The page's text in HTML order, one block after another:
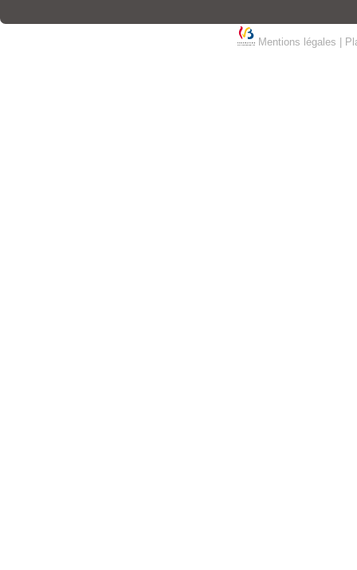
Mentions légales